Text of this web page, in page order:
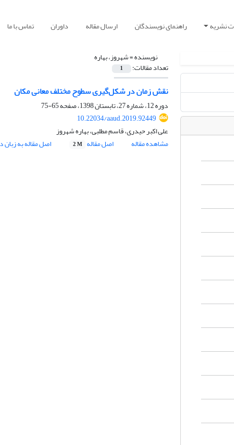
نشریه راهنمای نویسندگان ارسال مقاله داوران تماس با ما
نویسنده =شهروز، بهاره
تعداد مقالات: 1
نقش زمان در شکل‌گیری سطوح مختلف معانی مکان
دوره 12، شماره 27، تابستان 1398، صفحه
65-75
10.22034/aaud.2019.92449
علی اکبر حیدری، قاسم مطلبی، بهاره شهروز
مشاهده مقاله
اصل مقاله 2 M اصل مقاله به زبان